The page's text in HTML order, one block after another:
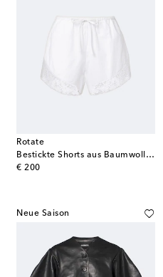
Rotate
Bestickte Shorts aus Baumwollpopeline
€ 200
original price
Neue Saison